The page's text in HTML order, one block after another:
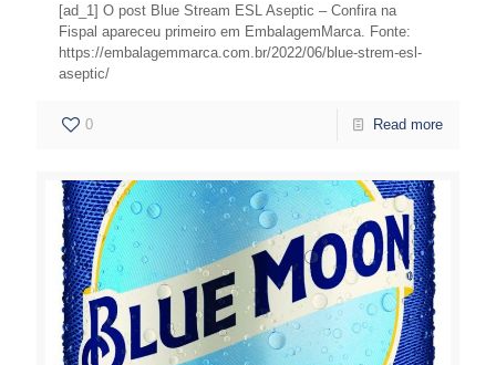
[ad_1] O post Blue Stream ESL Aseptic – Confira na
Fispal apareceu primeiro em EmbalagemMarca. Fonte:
https://embalagemmarca.com.br/2022/06/blue-strem-esl-
aseptic/
0 Read more